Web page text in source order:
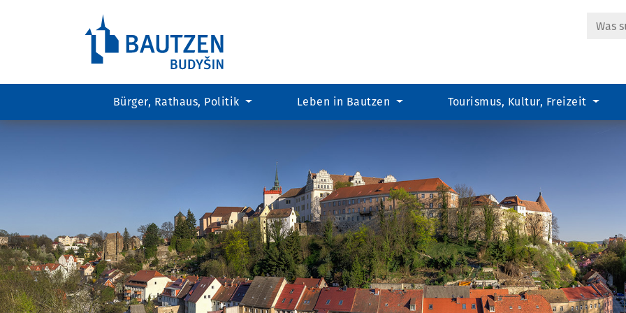
Hauptregion
Bürger, Rathaus, Politik Leben in Bautzen Tourismus, Kultur, Freizeit